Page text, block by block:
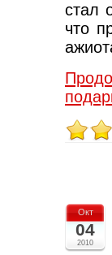
стал
что
Окт
04
2010